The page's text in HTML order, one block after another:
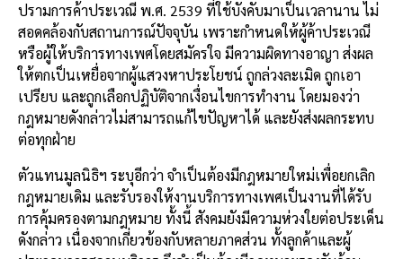
ปรามการค้าประเวณี พ.ศ. 2539 ที่ใช้บังคับมาเป็นเวลานาน ไม่
สอดคล้องกับสถานการณ์ปัจจุบัน เพราะกำหนดให้ผู้ค้าประเวณี
หรือผู้ให้บริการทางเพศโดยสมัครใจ มีความผิดทางอาญา ส่งผล
ให้ตกเป็นเหยื่อจากผู้แสวงหาประโยชน์ ถูกล่วงละเมิด ถูกเอา
เปรียบ และถูกเลือกปฏิบัติจากเงื่อนไขการทำงาน โดยมองว่า
กฎหมายดังกล่าวไม่สามารถแก้ไขปัญหาได้ และยังส่งผลกระทบ
ต่อทุกฝ่าย
ตัวแทนมูลนิธิฯ ระบุอีกว่า จำเป็นต้องมีกฎหมายใหม่เพื่อยกเลิก
กฎหมายเดิม และรับรองให้งานบริการทางเพศเป็นงานที่ได้รับ
การคุ้มครองตามกฎหมาย ทั้งนี้ สังคมยังมีความห่วงใยต่อประเด็น
ดังกล่าว เนื่องจากเกี่ยวข้องกับหลายภาคส่วน ทั้งลูกค้าและผู้